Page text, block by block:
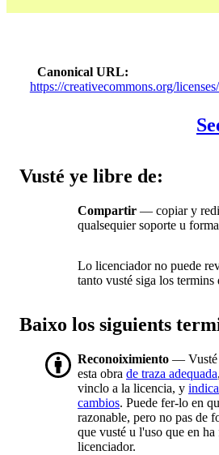
Canonical URL
https://creativecommons.org/
Vusté ye libre de:
Compartir — copiar y
qualsequier soporte u
Lo licenciador no puede
tanto vusté siga los termins
Baixo los siguients
Reconoiximiento — Vusté
esta obra de traza adequada
vinclo a la licencia, y
cambios. Puede fer-lo en
razonable, pero no pas de
que vusté u l'uso que en
licenciador.